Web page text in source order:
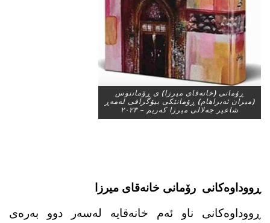
ڕۆمانی (خانەقای میرزا) ی ڕۆماننوس
(میران ئەبراهام) ڕۆمانێکی بیۆگرافی لەمەڕ
شاعیر جەلالی میرزا کەریم – ٢٠٢٣
ڕووداوەکانی رۆمانی خانەقای میرزا
ڕووداوەکانی ناو ئەم خانەقایە لەسەر دوو بەرەی